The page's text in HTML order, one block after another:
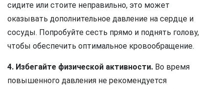
сидите или стоите неправильно, это может
оказывать дополнительное давление на сердце и
сосуды. Попробуйте сесть прямо и поднять голову,
чтобы обеспечить оптимальное кровообращение.
4. Избегайте физической активности. Во время
повышенного давления не рекомендуется